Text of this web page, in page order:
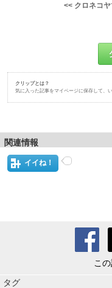
<< クロネコヤ
クリップとは？
気に入った記事をマイページに保存して、
関連情報
イイね！
こ
タグ